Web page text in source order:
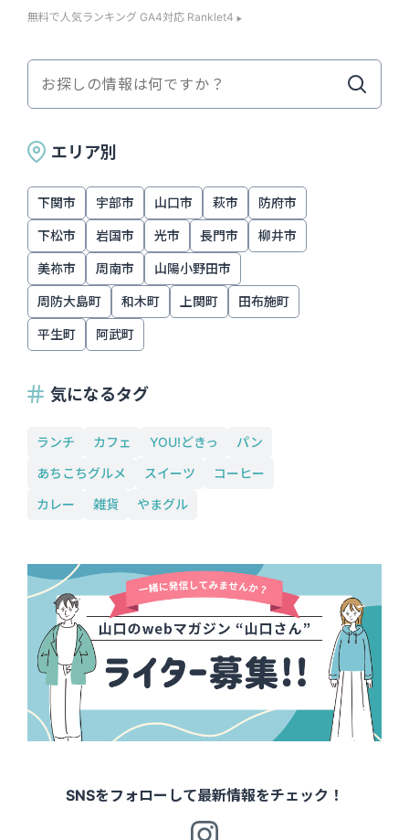
無料で人気ランキング GA4対応 Ranklet4
エリア別
下関市 宇部市 山口市 萩市 防府市
下松市 岩国市 光市 長門市 柳井市
美祢市 周南市 山陽小野田市
周防大島町 和木町 上関町 田布施町
平生町 阿武町
気になるタグ
ランチ カフェ YOU!どきっ
パン
あちこちグルメ
スイーツ
コーヒー
カレー
雑貨 やまグル
SNSをフォローして最新情報をチェック！